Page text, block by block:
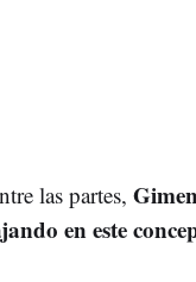
las partes,
en este